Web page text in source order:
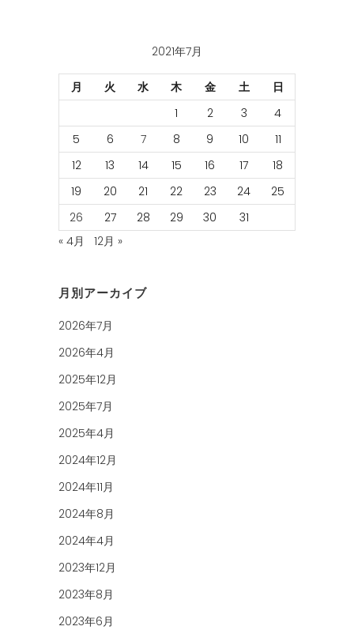
2021年7月
月 火 水 木 金 土
日
1
2 3
4
5
6 7 8 9 10
11
12
13 14 15 16 17
18
19
20 21 22 23 24
25
26
27 28 29 30
31
« 4月
12月 »
月別アーカイブ
2026年7月
2026年4月
2025年12月
2025年7月
2025年4月
2024年12月
2024年11月
2024年8月
2024年4月
2023年12月
2023年8月
2023年6月